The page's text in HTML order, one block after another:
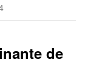
de